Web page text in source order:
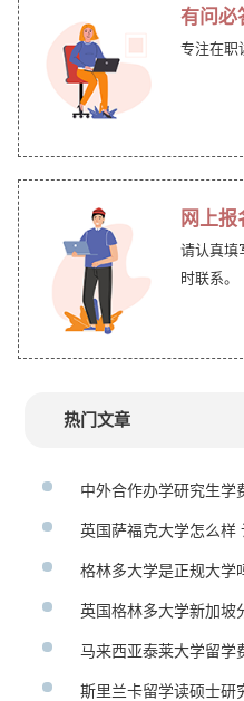
有问必
专注在职
网上报
请认真填
时联系。
热门文章
中外合作办学研究生学
英国萨福克大学怎么样
格林多大学是正规大学
英国格林多大学新加坡
马来西亚泰莱大学留学
斯里兰卡留学读硕士研